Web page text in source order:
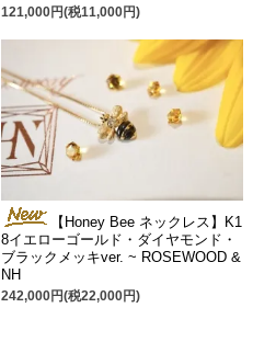
121,000円(税11,000円)
【Honey Bee ネックレス】K1
8イエローゴールド・ダイヤモンド・
ブラックメッキver. ~ ROSEWOOD &
NH
242,000円(税22,000円)